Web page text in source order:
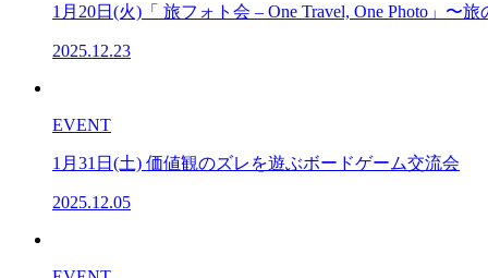
1月20日(火)「 旅フォト会 – One Travel, One Photo」〜
2025.12.23
EVENT
1月31日(土) 価値観のズレを遊ぶボードゲーム交流会
2025.12.05